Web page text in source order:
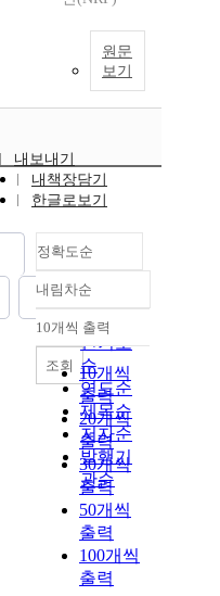
원문
보기
내보내기
내책장담기
한글로보기
정확도순
정확도
순
인기도
순
연도순
제목순
저자순
발행기
관순
내림차순
내림차순
10개씩 출력
10개씩
출력
20개씩
출력
30개씩
출력
50개씩
출력
100개씩
출력
조회